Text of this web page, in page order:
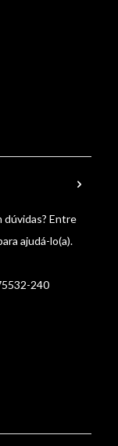
Entre
ajudá-lo(a).
240